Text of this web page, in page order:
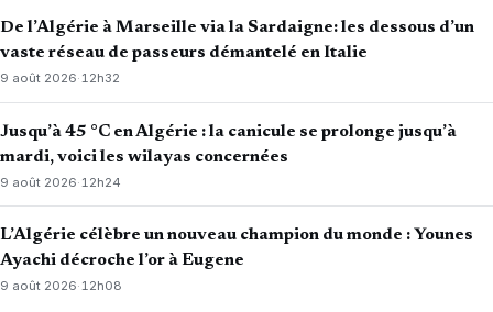
De l’Algérie à Marseille via la Sardaigne: les dessous d’un
vaste réseau de passeurs démantelé en Italie
9 août 2026·12h32
Jusqu’à 45 °C en Algérie : la canicule se prolonge jusqu’à
mardi, voici les wilayas concernées
9 août 2026· 12h24
L’Algérie célèbre un nouveau champion du monde : Younes
Ayachi décroche l’or à Eugene
9 août 2026·12h08